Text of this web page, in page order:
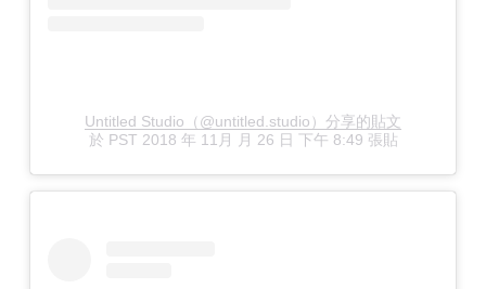
Untitled Studio（@untitled.studio）分享的貼文
於 PST 2018 年 11月 月 26 日 下午 8:49 張貼